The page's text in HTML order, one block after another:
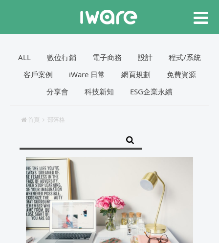
ALL 數位行銷 電子商務 設計
程式/系統
客戶案例
iWare 日常 網頁規劃
免費資源
分享會
科技新知 ESG企業永續
首頁 部落格